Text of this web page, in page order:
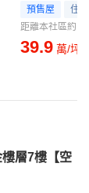
預售屋
住
距離本社區約
39.9 萬/坪
層7樓【空